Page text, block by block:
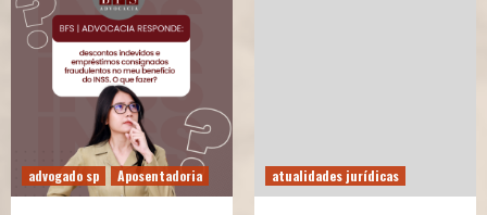
advogado sp Aposentadoria atualidades jurídicas